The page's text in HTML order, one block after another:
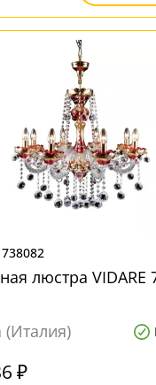
738082
люстра VIDARE
(Италия)
₽